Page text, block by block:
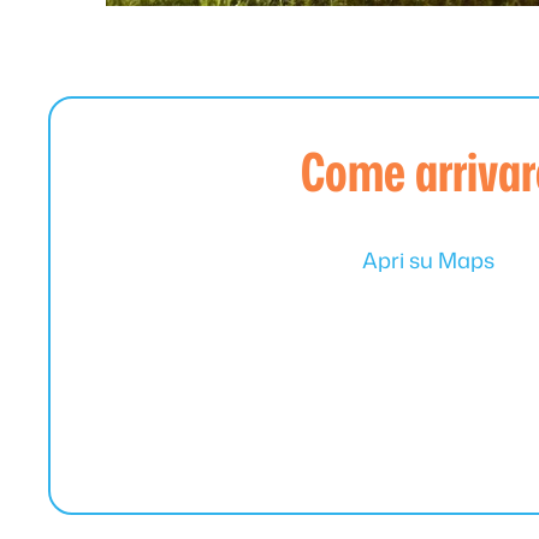
Come
Apri su Maps